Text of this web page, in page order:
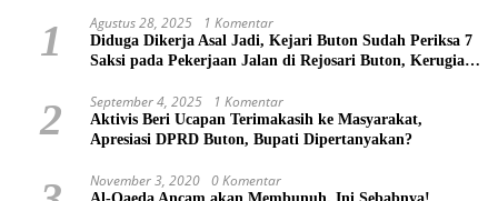
1 Agustus 28, 2025 1 Komentar
Diduga Dikerja Asal Jadi, Kejari Buton Sudah Periksa 7
Saksi pada Pekerjaan Jalan di Rejosari Buton, Kerugian
2 September 4, 2025 1 Komentar
Aktivis Beri Ucapan Terimakasih ke Masyarakat,
Apresiasi DPRD Buton, Bupati Dipertanyakan?
November 3, 2020 0 Komentar